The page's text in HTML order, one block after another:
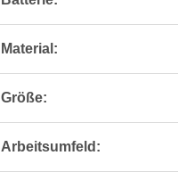
Material:
Größe:
Arbeitsumfeld: